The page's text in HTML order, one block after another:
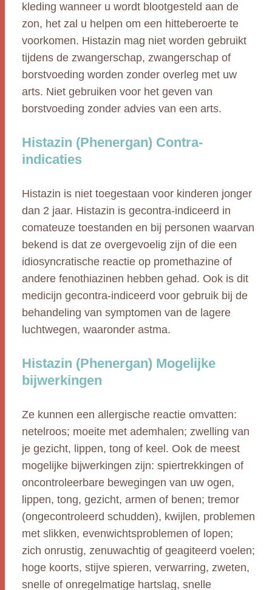
kleding wanneer u wordt blootgesteld aan de
zon, het zal u helpen om een hitteberoerte te
voorkomen. Histazin mag niet worden gebruikt
tijdens de zwangerschap, zwangerschap of
borstvoeding worden zonder overleg met uw
arts. Niet gebruiken voor het geven van
borstvoeding zonder advies van een arts.
Histazin (Phenergan) Contra-
indicaties
Histazin is niet toegestaan voor kinderen jonger
dan 2 jaar. Histazin is gecontra-indiceerd in
comateuze toestanden en bij personen waarvan
bekend is dat ze overgevoelig zijn of die een
idiosyncratische reactie op promethazine of
andere fenothiazinen hebben gehad. Ook is dit
medicijn gecontra-indiceerd voor gebruik bij de
behandeling van symptomen van de lagere
luchtwegen, waaronder astma.
Histazin (Phenergan) Mogelijke
bijwerkingen
Ze kunnen een allergische reactie omvatten:
netelroos; moeite met ademhalen; zwelling van
je gezicht, lippen, tong of keel. Ook de meest
mogelijke bijwerkingen zijn: spiertrekkingen of
oncontroleerbare bewegingen van uw ogen,
lippen, tong, gezicht, armen of benen; tremor
(ongecontroleerd schudden), kwijlen, problemen
met slikken, evenwichtsproblemen of lopen;
zich onrustig, zenuwachtig of geagiteerd voelen;
hoge koorts, stijve spieren, verwarring, zweten,
snelle of onregelmatige hartslag, snelle